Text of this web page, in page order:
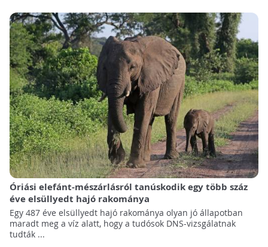
Óriási elefánt-mészárlásról tanúskodik egy több száz
éve elsüllyedt hajó rakománya
Egy 487 éve elsüllyedt hajó rakománya olyan jó állapotban
maradt meg a víz alatt, hogy a tudósok DNS-vizsgálatnak
tudták ...